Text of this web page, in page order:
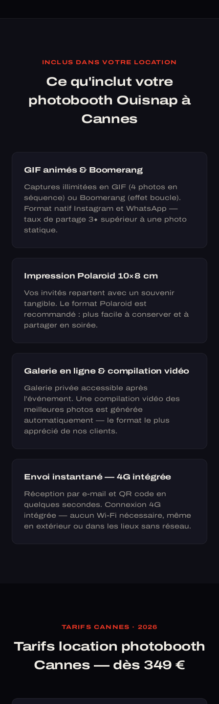
INCLUS DANS VOTRE LOCATION
Ce qu'inclut votre
photobooth Ouisnap à
Cannes
GIF animés & Boomerang
Captures illimitées en GIF (4 photos en
séquence) ou Boomerang (effet boucle).
Format natif Instagram et WhatsApp —
taux de partage 3× supérieur à une photo
statique.
Impression Polaroid 10×8 cm
Vos invités repartent avec un souvenir
tangible. Le format Polaroid est
recommandé : plus facile à conserver et à
partager en soirée.
Galerie en ligne & compilation vidéo
Galerie privée accessible après
l'événement. Une compilation vidéo des
meilleures photos est générée
automatiquement — le format le plus
apprécié de nos clients.
Envoi instantané — 4G intégrée
Réception par e-mail et QR code en
quelques secondes. Connexion 4G
intégrée — aucun Wi-Fi nécessaire, même
en extérieur ou dans les lieux sans réseau.
TARIFS CANNES · 2026
Tarifs location photobooth
Cannes — dès 349 €